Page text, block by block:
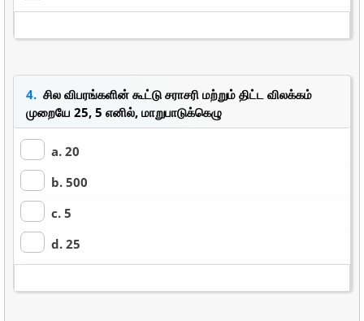
4. சில விபரங்களின் கூட்டு சராசரி மற்றும் திட்ட விலக்கம்
முறையே 25, 5 எனில், மாறுபாடுக்கெழு
a. 20
b. 500
c. 5
d. 25